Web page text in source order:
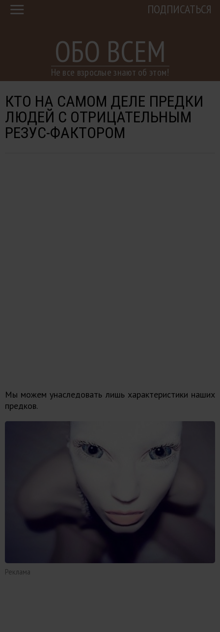
ОБО ВСЕМ
Не все взрослые знают об этом!
ПОДПИСАТЬСЯ
КТО НА САМОМ ДЕЛЕ ПРЕДКИ
ЛЮДЕЙ С ОТРИЦАТЕЛЬНЫМ
РЕЗУС-ФАКТОРОМ
Мы можем унаследовать лишь характеристики наших
предков.
Реклама